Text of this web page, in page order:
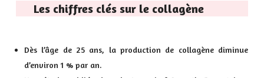
Les chiffres clés sur le collagène
Dès l’âge de 25 ans, la production de collagène diminue
d’environ 1 % par an.